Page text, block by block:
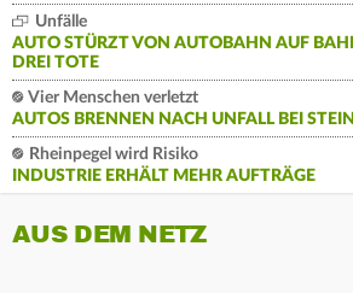
Unfälle
AUTO STÜRZT VON AUTOBAHN AUF
DREI TOTE
Vier Menschen verletzt
AUTOS BRENNEN NACH UNFALL BEI
Rheinpegel wird Risiko
INDUSTRIE ERHÄLT MEHR AUFTRÄGE
AUS DEM NETZ